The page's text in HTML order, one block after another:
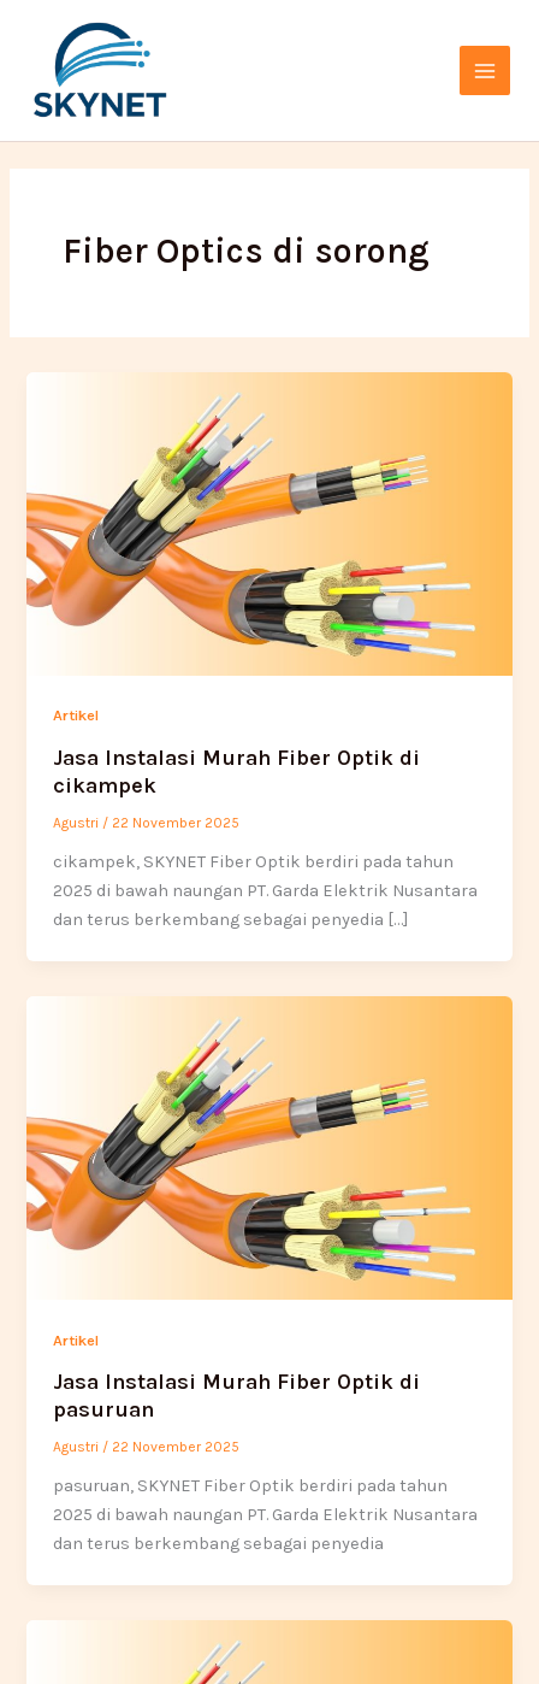
konten
Menu
Fiber Optics di sorong
Artikel
Jasa Instalasi Murah Fiber Optik di
cikampek
Agustri / 22 November 2025
cikampek, SKYNET Fiber Optik berdiri pada tahun
2025 di bawah naungan PT. Garda Elektrik Nusantara
dan terus berkembang sebagai penyedia […]
Artikel
Jasa Instalasi Murah Fiber Optik di
pasuruan
Agustri / 22 November 2025
pasuruan, SKYNET Fiber Optik berdiri pada tahun
2025 di bawah naungan PT. Garda Elektrik Nusantara
dan terus berkembang sebagai penyedia